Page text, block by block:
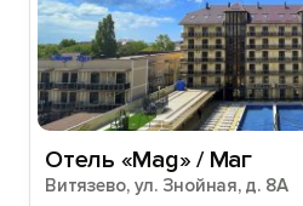
Отель «Мag» / Маг
Витязево, ул. Знойная, д. 8А